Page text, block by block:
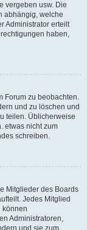
vergeben usw. Die
abhängig, welche
Administrator erteilt
haben,
Forum zu beobachten.
und zu löschen und
teilen. Üblicherweise
etwas nicht zum
schreiben.
Mitglieder des Boards
Jedes Mitglied
können
Administratoren,
und sie zum